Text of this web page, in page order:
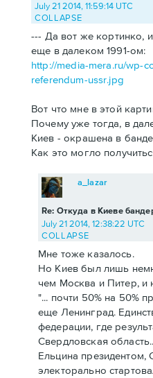
July 21 2014, 11:59:14 UTC
COLLAPSE
--- Да вот же кортинко,
еще в далеком 1991-ом:
http://media-mera.ru/wp-
referendum-ussr.jpg
Вот что мне в этой
Почему уже тогда, в
Киев - окрашена в
Как это могло
Re: Откуда в Киеве
a_lazar
July 21 2014, 12:38:22 UTC
COLLAPSE
Мне тоже казалось.
Но Киев был лишь
чем Москва и Питер, и
"... почти 50% на 50%
еще Ленинград.
федерации, где
Свердловская
Ельцина президентом,
электорально